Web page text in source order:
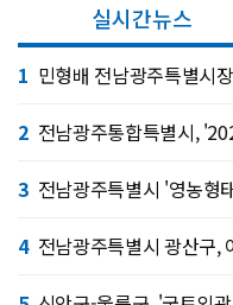
실시간뉴스
1 민형배 전남광주특별시
2 전남광주통합특별시,
3 전남광주특별시 '영농형
4 전남광주특별시 광산구,